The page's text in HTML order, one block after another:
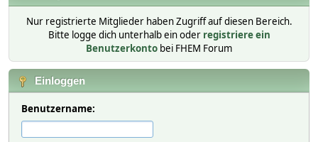
Nur registrierte Mitglieder haben Zugriff auf diesen Bereich.
Bitte logge dich unterhalb ein oder registriere ein
Benutzerkonto bei FHEM Forum
Einloggen
Benutzername: